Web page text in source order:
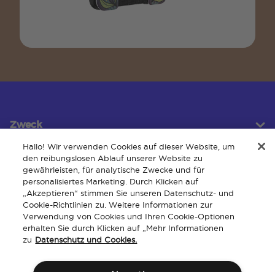
Zweck
Kundendienst
Um
Hallo! Wir verwenden Cookies auf dieser Website, um
den reibungslosen Ablauf unserer Website zu
gewährleisten, für analytische Zwecke und für
personalisiertes Marketing. Durch Klicken auf
„Akzeptieren“ stimmen Sie unseren Datenschutz- und
Cookie-Richtlinien zu. Weitere Informationen zur
Verwendung von Cookies und Ihren Cookie-Optionen
erhalten Sie durch Klicken auf „Mehr Informationen
zu Datenschutz und Cookies.